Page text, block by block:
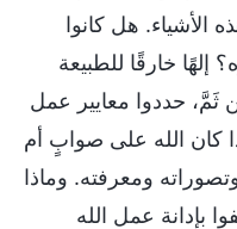
هل كانوا
إلهًا خارقًا للطبيعة
حددوا معايير عمل
كان الله على صوابٍ أم
ومعرفته. وماذا
بإدانة عمل الله